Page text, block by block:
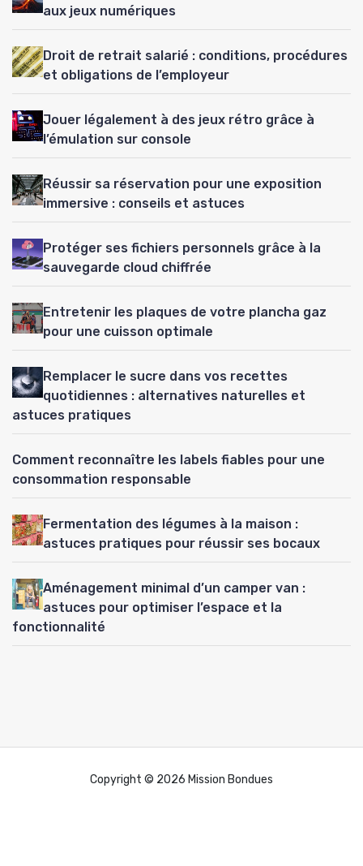
aux jeux numériques
Droit de retrait salarié : conditions, procédures
et obligations de l’employeur
Jouer légalement à des jeux rétro grâce à
l’émulation sur console
Réussir sa réservation pour une exposition
immersive : conseils et astuces
Protéger ses fichiers personnels grâce à la
sauvegarde cloud chiffrée
Entretenir les plaques de votre plancha gaz
pour une cuisson optimale
Remplacer le sucre dans vos recettes
quotidiennes : alternatives naturelles et
astuces pratiques
Comment reconnaître les labels fiables pour une
consommation responsable
Fermentation des légumes à la maison :
astuces pratiques pour réussir ses bocaux
Aménagement minimal d’un camper van :
astuces pour optimiser l’espace et la
fonctionnalité
Copyright © 2026 Mission Bondues